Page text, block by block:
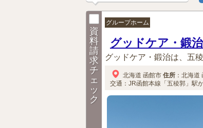
資
料
請
求
チ
ェ
ッ
ク
グループホーム
グッドケア・鍛治
グッドケア・鍛治は、五
北海道 函館市 住所 ： 北海道
交通：JR函館本線「五稜郭」駅